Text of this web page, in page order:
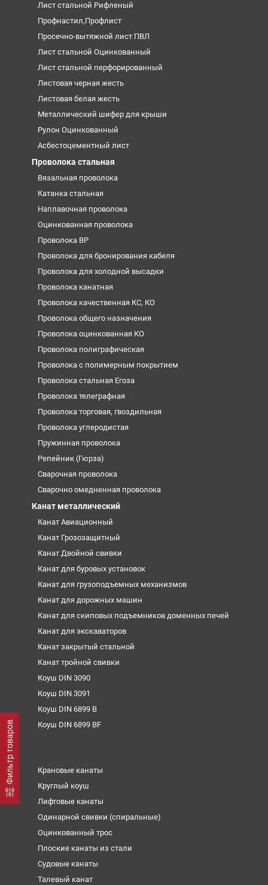
Фильтр товаров
Лист стальной Рифленый
Профнастил,Профлист
Просечно-вытяжной лист ПВЛ
Лист стальной Оцинкованный
Лист стальной перфорированный
Листовая черная жесть
Листовая белая жесть
Металлический шифер для крыши
Рулон Оцинкованный
Асбестоцементный лист
Проволока стальная
Вязальная проволока
Катанка стальная
Наплавочная проволока
Оцинкованная проволока
Проволока ВР
Проволока для бронирования кабеля
Проволока для холодной высадки
Проволока канатная
Проволока качественная КС, КО
Проволока общего назначения
Проволока оцинкованная КО
Проволока полиграфическая
Проволока с полимерным покрытием
Проволока стальная Егоза
Проволока телеграфная
Проволока торговая, гвоздильная
Проволока углеродистая
Пружинная проволока
Репейник (Гюрза)
Сварочная проволока
Сварочно омедненная проволока
Канат металлический
Канат Авиационный
Канат Грозозащитный
Канат Двойной свивки
Канат для буровых установок
Канат для грузоподъемных механизмов
Канат для дорожных машин
Канат для скиповых подъемников доменных печей
Канат для экскаваторов
Канат закрытый стальной
Канат тройной свивки
Коуш DIN 3090
Коуш DIN 3091
Коуш DIN 6899 B
Коуш DIN 6899 BF
Крановые канаты
Круглый коуш
Лифтовые канаты
Одинарной свивки (спиральные)
Оцинкованный трос
Плоские канаты из стали
Судовые канаты
Талевый канат